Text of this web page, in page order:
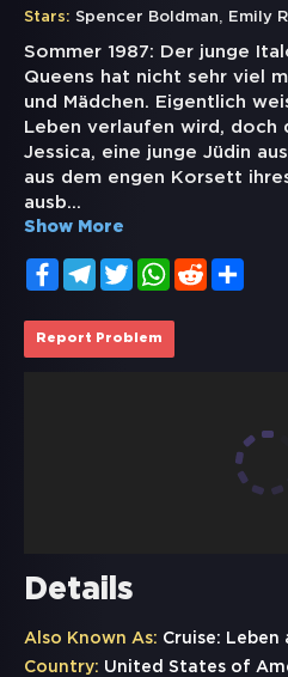
Stars: Spencer Boldman, Emily
Sommer 1987: Der junge
Queens hat nicht sehr viel
und Mädchen. Eigentlich
Leben verlaufen wird,
Jessica, eine junge Jüdin
aus dem engen Korsett
ausb...
Show More
FacebookTelegramTwitterWhatsApp
Reddit
Report Problem
Details
Also Known As: Cruise:
Country: United States of